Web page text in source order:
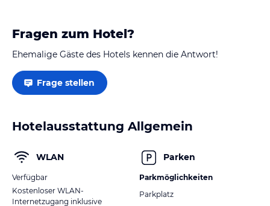
Fragen zum Hotel?
Ehemalige Gäste des Hotels kennen die Antwort!
Frage stellen
Hotelausstattung Allgemein
WLAN
Verfügbar
Kostenloser WLAN-
Internetzugang inklusive
Parken
Parkmöglichkeiten
Parkplatz